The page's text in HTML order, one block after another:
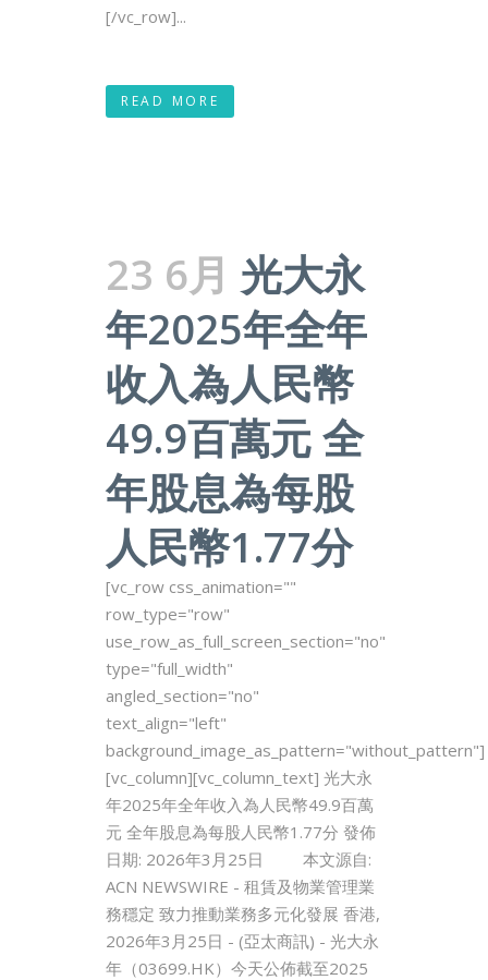
[/vc_row]...
READ MORE
23 6月 光大永
年2025年全年
收入為人民幣
49.9百萬元 全
年股息為每股
人民幣1.77分
[vc_row css_animation=""
row_type="row"
use_row_as_full_screen_section="no"
type="full_width"
angled_section="no"
text_align="left"
background_image_as_pattern="without_pattern"]
[vc_column][vc_column_text] 光大永
年2025年全年收入為人民幣49.9百萬
元 全年股息為每股人民幣1.77分 發佈
日期: 2026年3月25日 本文源自:
ACN NEWSWIRE - 租賃及物業管理業
務穩定 致力推動業務多元化發展 香港,
2026年3月25日 - (亞太商訊) - 光大永
年（03699.HK）今天公佈截至2025